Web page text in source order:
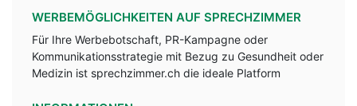
WERBEMÖGLICHKEITEN AUF SPRECHZIMMER
Für Ihre Werbebotschaft, PR-Kampagne oder
Kommunikationsstrategie mit Bezug zu Gesundheit oder
Medizin ist sprechzimmer.ch die ideale Platform